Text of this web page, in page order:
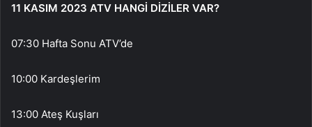
11 KASIM 2023 ATV HANGİ DİZİLER VAR?
07:30 Hafta Sonu ATV’de
10:00 Kardeşlerim
13:00 Ateş Kuşları